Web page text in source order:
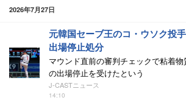
2026年7月27日
元韓国セーブ王のコ・ウソク投
出場停止処分
マウンド直前の審判チェックで粘着
の出場停止を受けたという
J-CASTニュース
14:10